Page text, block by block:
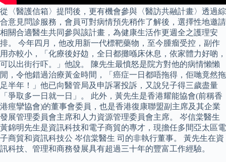
從〈醫護信箱〉提問後，更有機會參與〈醫訪共融計畫〉透過綜
合意見問診服務，會員可對病情預先稍作了解後，選擇性地邀請
相關合適醫生共同參與該計畫，為健康生活作更週全之護理安
排。 今年四月，他改用新一代標靶藥物，至今腫瘤受控，副作
用亦較小，「化療後好攰，全日都攤喺床休息，依家體力好啲，
可以出街行吓。」他說。 陳先生最憤怒是院方對他的病情懶懶
閒，令他錯過治療黃金時間，「癌症一日都唔拖得，佢哋竟然拖
足半年！」他已向醫管局及申訴署投訴，又說兒子得三歲盡量
「爭取多一日就一日」。 此外，黃先生是香港耀能協會(前稱香
港痙攣協會)的董事會委員，也是香港復康聯盟副主席及其企業
發展管理委員會主席和人力資源管理委員會主席。 岑信棠醫生
黃錦明先生是資訊科技和電子商貿的專才，現擔任多間亞太區電
子商貿和資訊科技公 岑信棠醫生 司的非執行董事。 黃先生在資
訊科技、管理和商務發展具有超過三十年的豐富工作經驗。